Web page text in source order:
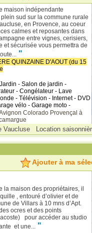
maison indépendante
sud sur la commune rurale
en Provence, au coeur
calmes et reposantes dans
entre vignes, cerisiers,
et sécurisée vous permettra de
"
QUINZAINE D'AOUT (du 15
- Salon de jardin -
- Congélateur - Lave
- Télévision - Internet - DVD
vélo - Garage moto -
Colorado Provençal à
Vaucluse Location
Ajouter à ma
la maison des propriétaires, il
, entouré d’olivier et de
de Villars à 10 mns d’Apt.
ocres et des points
pour accéder au studio
et une... "